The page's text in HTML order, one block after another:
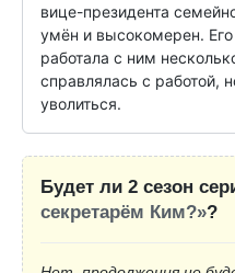
вице-президента
умён и высокомерен.
работала с ним
справлялась с работой,
уволиться.
Будет ли 2 сезон
секретарём Ким?»?